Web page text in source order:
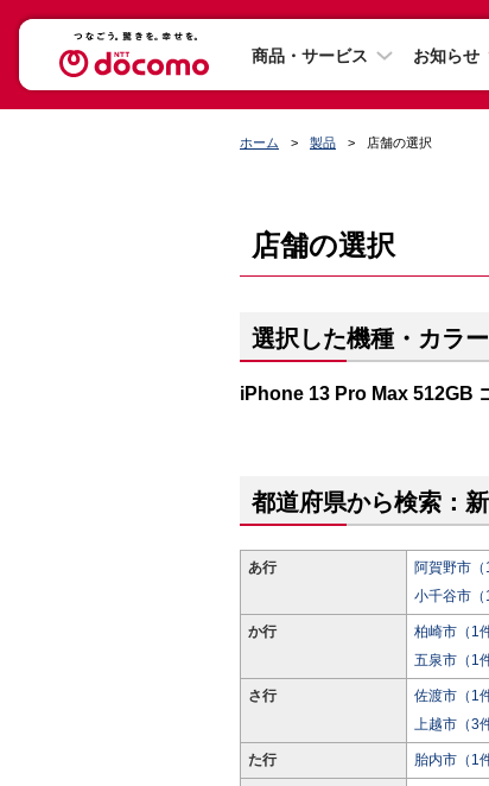
商品・サービス お知らせ
ホーム 製品 店舗の選択
店舗の選択
選択した機種・カラー
iPhone 13 Pro Max 512GB
都道府県から検索：
あ行 阿賀野市（
小千谷市（
か行 柏崎市（1
五泉市（1
さ行 佐渡市（1
上越市（3
た行 胎内市（1